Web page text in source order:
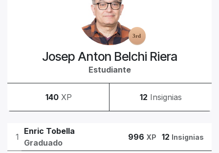
Josep Anton Belchi Riera
Estudiante
140 XP 12 Insignias
1
Enric Tobella
Graduado
996 XP 12 Insignias